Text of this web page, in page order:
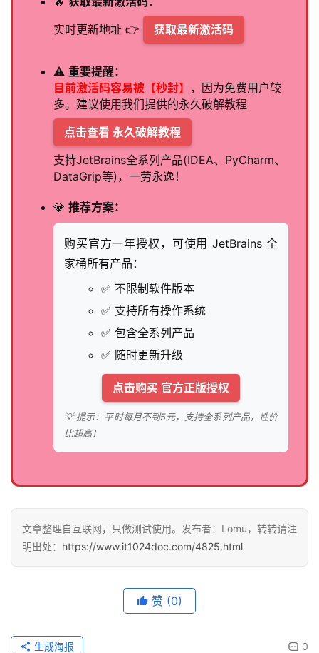
实时更新地址 👉
获取最新激活码
⚠️ 重要提醒：
目前激活码容易被【秒封】 ，因为免费用户较
多。建议使用我们提供的永久破解教程
点击查看 永久破解教程
支持JetBrains全系列产品(IDEA、PyCharm、
DataGrip等)，一劳永逸！
💎 推荐方案：
购买官方一年授权，可使用 JetBrains 全
家桶所有产品：
✅ 不限制软件版本
✅ 支持所有操作系统
✅ 包含全系列产品
✅ 随时更新升级
点击购买 官方正版授权
💡 提示：平时每月不到5元，支持全系列产品，性价
比超高！
文章整理自互联网，只做测试使用。发布者：Lomu，转转请注
明出处： https://www.it1024doc.com/4825.html
赞 (0)
0
生成海报